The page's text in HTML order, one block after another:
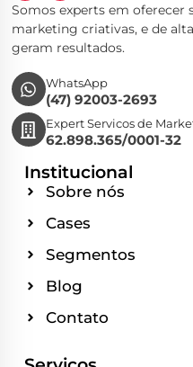
Somos experts em oferecer
marketing criativas, e de
geram resultados.
WhatsApp
(47) 92003-2693
Expert Servicos de
62.898.365/0001-32
Institucional
Sobre nós
Cases
Segmentos
Blog
Contato